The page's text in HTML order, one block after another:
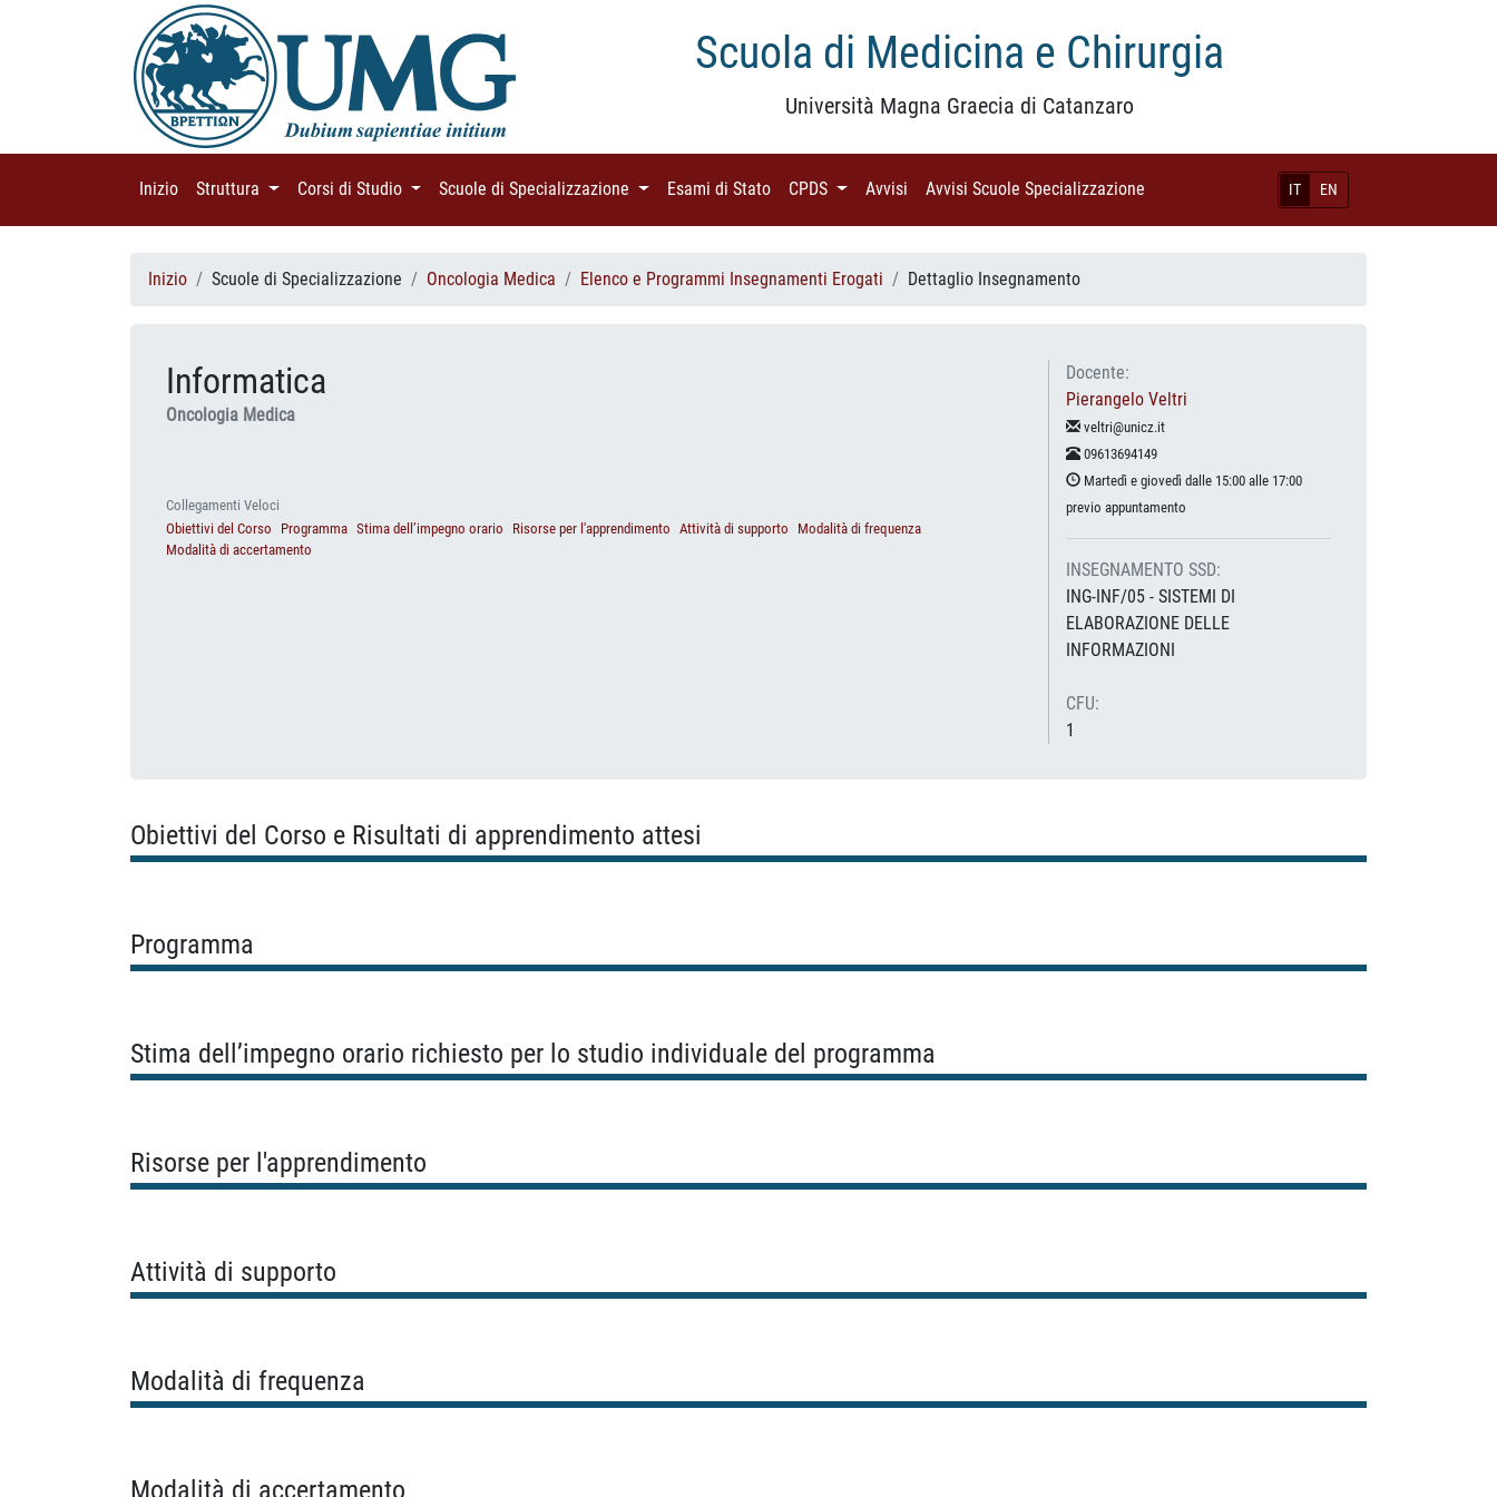
Scuola di Medicina e Chirurgia
Università Magna Graecia di Catanzaro
IT EN
Inizio (current)
Struttura (current)Corsi di Studio (current)Scuole di Specializzazione (current)Esami di Stato (current)
CPDS (current)
Avvisi (current)
Avvisi Scuole Specializzazione
Inizio Scuole di Specializzazione Oncologia Medica Elenco e Programmi Insegnamenti Erogati Dettaglio Insegnamento
Informatica
Oncologia Medica
Collegamenti Veloci
Obiettivi del Corso
Programma Stima dell’impegno orario Risorse per l'apprendimento Attività di supporto
Modalità di frequenza
Modalità di accertamento
Docente:
Pierangelo Veltri
veltri@unicz.it
09613694149
Martedì e giovedì dalle 15:00 alle 17:00
previo appuntamento
INSEGNAMENTO SSD:
ING-INF/05 - SISTEMI DI
ELABORAZIONE DELLE
INFORMAZIONI
CFU:
1
Obiettivi del Corso e Risultati di apprendimento attesi
Programma
Stima dell’impegno orario richiesto per lo studio individuale del programma
Risorse per l'apprendimento
Attività di supporto
Modalità di frequenza
Modalità di accertamento